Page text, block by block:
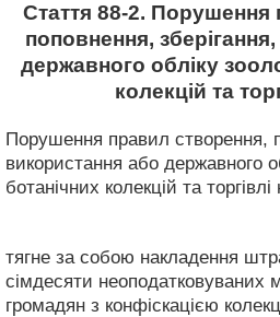
Стаття 88-2. Порушення
поповнення,
державного обліку
колекцій та
Порушення правил створення,
використання або державного
ботанічних колекцій та
тягне за собою накладення
сімдесяти неоподатковуваних
громадян з конфіскацією